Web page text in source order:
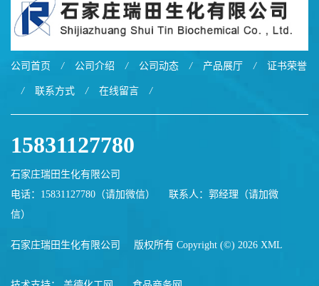
公司首页 / 公司介绍 / 公司动态 / 产品展厅 / 证书荣誉
/ 联系方式 / 在线留言 /
15831127780
石家庄瑞田生化有限公司
电话：15831127780（请加微信）
联系人：郭经理（请加微
信）
石家庄瑞田生化有限公司 版权所有 Copyright (©) 2026 XML